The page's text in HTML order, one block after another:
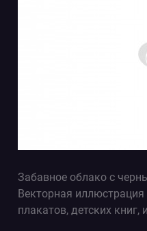
Забавное облако с
Векторная
плакатов, детских